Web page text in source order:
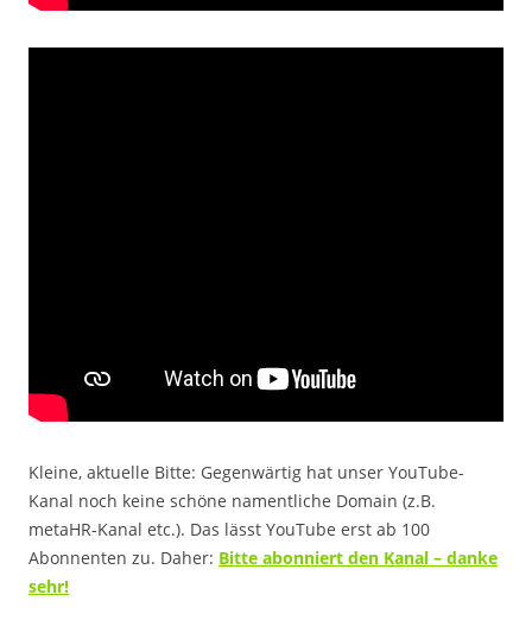
Kleine, aktuelle Bitte: Gegenwärtig hat unser YouTube-
Kanal noch keine schöne namentliche Domain (z.B.
metaHR-Kanal etc.). Das lässt YouTube erst ab 100
Abonnenten zu. Daher: Bitte abonniert den Kanal – danke
sehr!